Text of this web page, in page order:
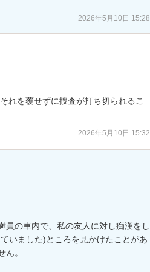
2026年5月10日 15:28
れを覆せずに捜査が打ち切られるこ
2026年5月10日 15:32
員の車内で、私の友人に対し痴漢をし
いました)ところを見かけたことがあ
。